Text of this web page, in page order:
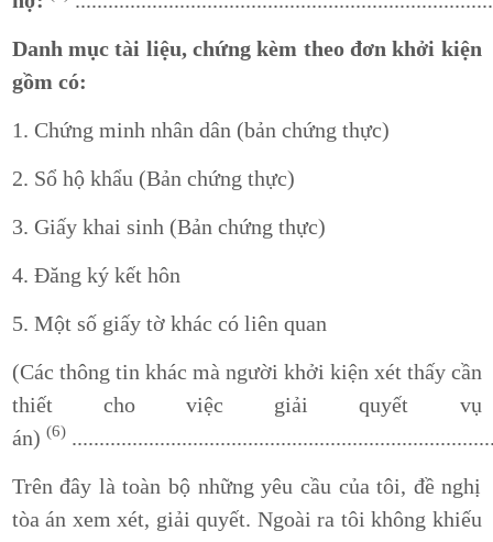
Danh mục tài liệu, chứng kèm theo đơn khởi kiện
gồm có:
1. Chứng minh nhân dân (bản chứng thực)
2. Sổ hộ khẩu (Bản chứng thực)
3. Giấy khai sinh (Bản chứng thực)
4. Đăng ký kết hôn
5. Một số giấy tờ khác có liên quan
(Các thông tin khác mà người khởi kiện xét thấy cần
thiết cho việc giải quyết vụ
án) (6)
Trên đây là toàn bộ những yêu cầu của tôi, đề nghị
tòa án xem xét, giải quyết. Ngoài ra tôi không khiếu